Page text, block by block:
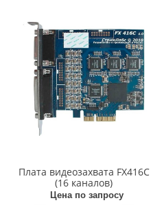
Плата видеозахвата FX416C
(16 каналов)
Цена по запросу